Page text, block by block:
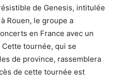
de Genesis, intitulée
Rouen, le groupe a
en France avec un
tournée, qui se
de province, rassemblera
de cette tournée est